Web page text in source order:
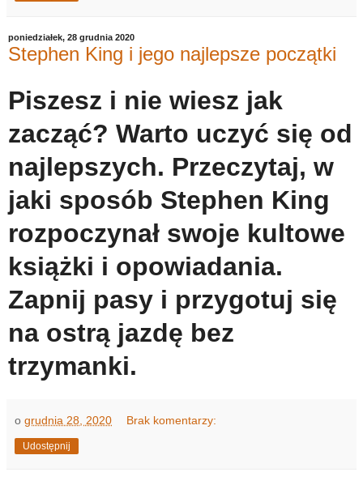
poniedziałek, 28 grudnia 2020
Stephen King i jego najlepsze początki
Piszesz i nie wiesz jak
zacząć? Warto uczyć się od
najlepszych. Przeczytaj, w
jaki sposób Stephen King
rozpoczynał swoje kultowe
książki i opowiadania.
Zapnij pasy i przygotuj się
na ostrą jazdę bez
trzymanki.
o grudnia 28, 2020 Brak komentarzy:
Udostępnij